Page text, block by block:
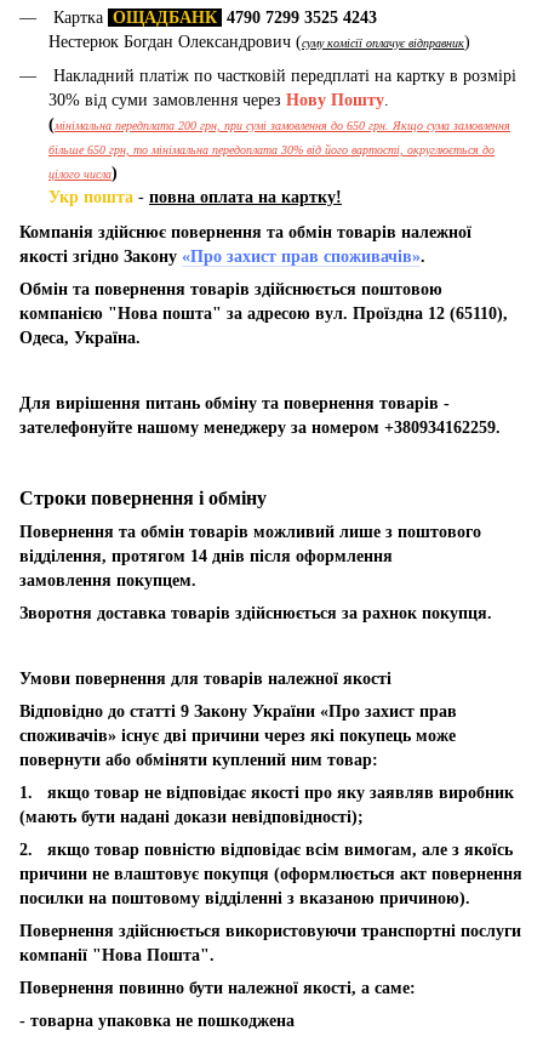
Картка ОЩАДБАНК 4790 7299 3525 4243
Нестерюк Богдан Олександрович (суму комісії оплачує відправник)
Накладний платіж по частковій передплаті на картку в розмірі
30% від суми замовлення через Нову Пошту.
(мінімальна передплата 200 грн, при сумі замовлення до 650 грн. Якщо сума замовлення
більше 650 грн, то мінімальна передоплата 30% від його вартості, округлюється до
цілого числа)
Укр пошта - повна оплата на картку!
Компанія здійснює повернення та обмін товарів належної
якості згідно Закону «Про захист прав споживачів».
Обмін та повернення товарів здійснюється поштовою
компанією "Нова пошта" за адресою вул. Проїздна 12 (65110),
Одеса, Україна.
Для вирішення питань обміну та повернення товарів -
зателефонуйте нашому менеджеру за номером +380934162259.
Строки повернення і обміну
Повернення та обмін товарів можливий лише з поштового
відділення, протягом 14 днів після оформлення
замовлення покупцем.
Зворотня доставка товарів здійснюється за рахнок покупця.
Умови повернення для товарів належної якості
Відповідно до статті 9 Закону України «Про захист прав
споживачів» існує дві причини через які покупець може
повернути або обміняти куплений ним товар:
1. якщо товар не відповідає якості про яку заявляв виробник
(мають бути надані докази невідповідності);
2. якщо товар повністю відповідає всім вимогам, але з якоїсь
причини не влаштовує покупця (оформлюється акт повернення
посилки на поштовому відділенні з вказаною причиною).
Повернення здійснюється використовуючи транспортні послуги
компанії "Нова Пошта".
Повернення повинно бути належної якості, а саме:
- товарна упаковка не пошкоджена